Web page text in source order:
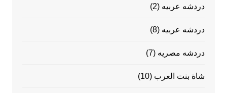
دردشه عربيه (2)
دردشه عربيه (8)
دردشه مصريه (7)
شاة بنت العرب (10)